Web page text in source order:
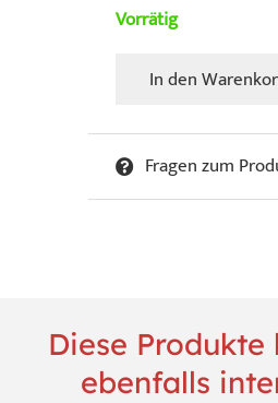
Vorrätig
Hillenbrand,
-
Mini
In den
Fragen zum
Diese Produkte
ebenfalls